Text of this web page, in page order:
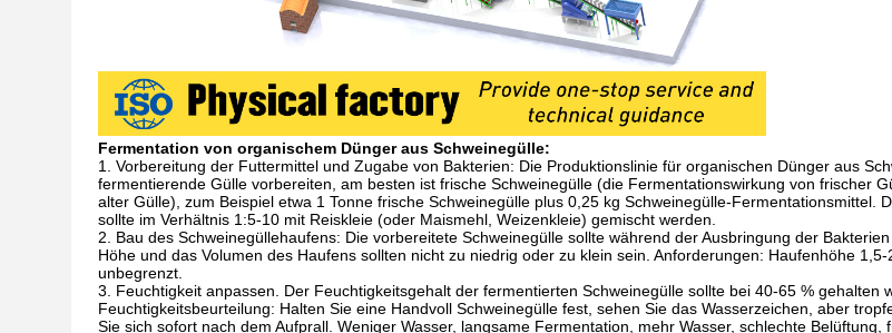
Fermentation von organischem Dünger aus Schweinegülle:
1. Vorbereitung der Futtermittel und Zugabe von Bakterien: Die Produktionslinie für organischen Dünger aus
fermentierende Gülle vorbereiten, am besten ist frische Schweinegülle (die Fermentationswirkung von frischer
alter Gülle), zum Beispiel etwa 1 Tonne frische Schweinegülle plus 0,25 kg Schweinegülle-Fermentationsmittel.
sollte im Verhältnis 1:5-10 mit Reiskleie (oder Maismehl, Weizenkleie) gemischt werden.
2. Bau des Schweinegüllehaufens: Die vorbereitete Schweinegülle sollte während der Ausbringung der
Höhe und das Volumen des Haufens sollten nicht zu niedrig oder zu klein sein. Anforderungen: Haufenhöhe
unbegrenzt.
3. Feuchtigkeit anpassen. Der Feuchtigkeitsgehalt der fermentierten Schweinegülle sollte bei 40-65 % gehalten
Feuchtigkeitsbeurteilung: Halten Sie eine Handvoll Schweinegülle fest, sehen Sie das Wasserzeichen, aber
Sie sich sofort nach dem Aufprall. Weniger Wasser, langsame Fermentation, mehr Wasser, schlechte Belüftung,